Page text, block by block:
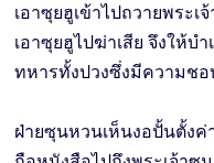
เอาซุยฮูเข้าไปถวายพระ
เอาซุยฮูไปฆ่าเสีย จึงให้บ
ทหารทั้งปวงซึ่งมีความชอ
ฝ่ายซุนหวนเห็นงอปั้นตั้งค่